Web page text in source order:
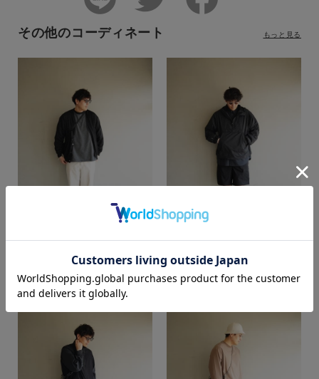
その他のコーディネート
SUPER SHOP 鳥取店
SUPER SHOP 鳥取店
184cm
もっと見る